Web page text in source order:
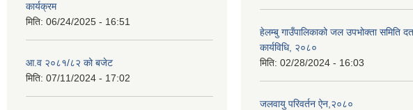
कार्यक्रम
मिति: 06/24/2025 - 16:51
आ.व २०८१/८२ को बजेट
मिति: 07/11/2024 - 17:02
हेलम्बु गाउँपालिकाको जल उपभोक्ता समिति
कार्यविधि, २०८०
मिति: 02/28/2024 - 16:03
जलवायु परिवर्तन ऐन,२०८०